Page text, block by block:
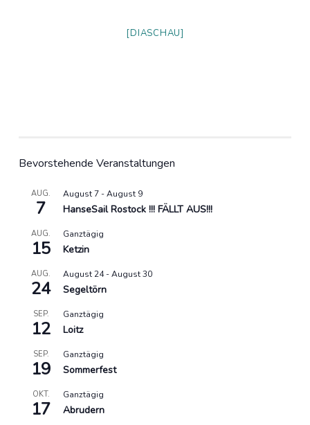
[DIASCHAU]
Bevorstehende Veranstaltungen
AUG.
7
August 7 -August 9
HanseSail Rostock !!! FÄLLT AUS!!!
AUG.
15
Ganztägig
Ketzin
AUG.
24
August 24-August 30
Segeltörn
SEP.
12
Ganztägig
Loitz
SEP.
19
Ganztägig
Sommerfest
OKT.
17
Ganztägig
Abrudern